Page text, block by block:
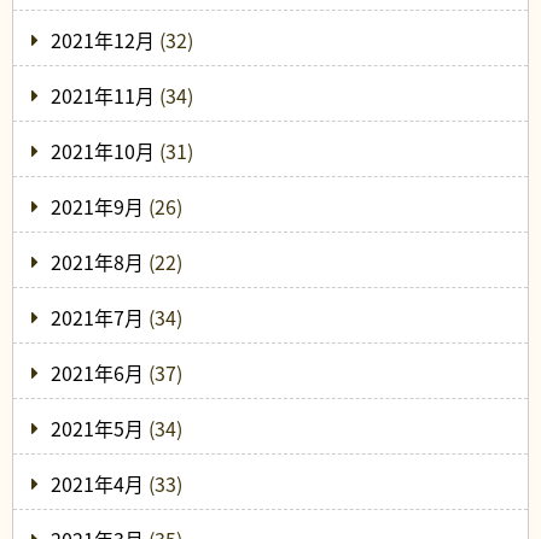
2021年12月 (32)
2021年11月 (34)
2021年10月 (31)
2021年9月 (26)
2021年8月 (22)
2021年7月 (34)
2021年6月 (37)
2021年5月 (34)
2021年4月 (33)